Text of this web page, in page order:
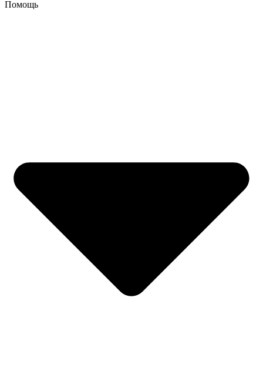
Помощь